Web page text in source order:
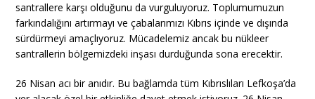
santrallere karşı olduğunu da vurguluyoruz. Toplumumuzun
farkındalığını artırmayı ve çabalarımızı Kıbrıs içinde ve dışında
sürdürmeyi amaçlıyoruz. Mücadelemiz ancak bu nükleer
santrallerin bölgemizdeki inşası durduğunda sona erecektir.
26 Nisan acı bir anıdır. Bu bağlamda tüm Kıbrıslıları Lefkoşa’da